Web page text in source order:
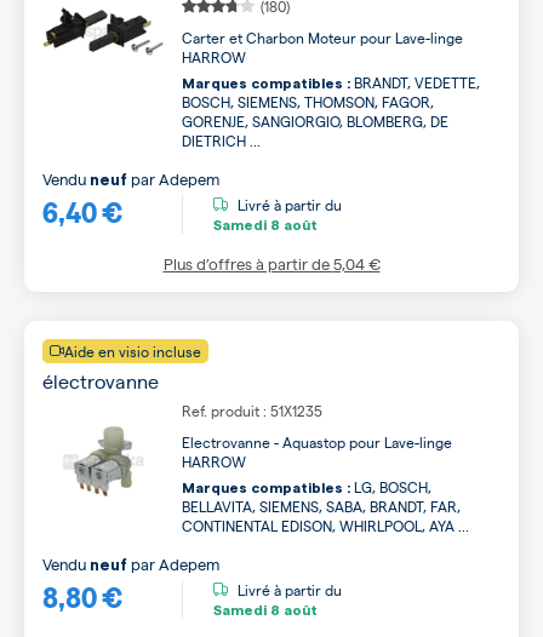
(180)
Carter et Charbon Moteur pour Lave-linge
HARROW
Marques compatibles : BRANDT, VEDETTE,
BOSCH, SIEMENS, THOMSON, FAGOR,
GORENJE, SANGIORGIO, BLOMBERG, DE
DIETRICH ...
6,40 €
Vendu neuf parAdepem
Livré à partir du
Samedi 8 août
Plus d’offres à partir de5,04 €
Aide en visio incluse
électrovanne
Ref. produit : 51X1235
Electrovanne - Aquastop pour Lave-linge
HARROW
Marques compatibles : LG, BOSCH,
BELLAVITA, SIEMENS, SABA, BRANDT, FAR,
CONTINENTAL EDISON, WHIRLPOOL, AYA ...
8,80 €
Vendu neuf parAdepem
Livré à partir du
Samedi 8 août